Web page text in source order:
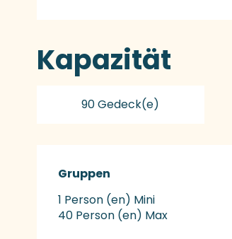
Kapazität
90 Gedeck(e)
Gruppen
Gruppen
1 Person (en) Mini
40 Person (en) Max